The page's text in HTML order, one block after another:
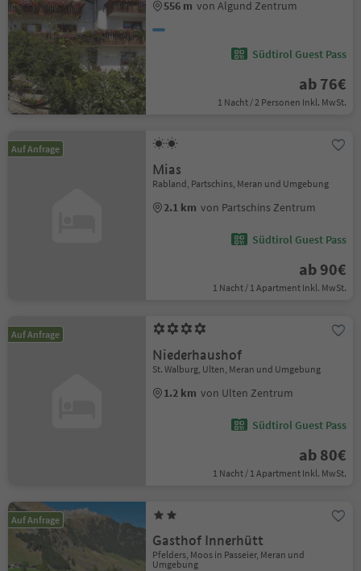
556 m von Algund Zentrum
Südtirol Guest Pass
ab 76€
1 Nacht / 2 Personen Inkl. MwSt.
Auf Anfrage
Mias
Rabland, Partschins, Meran und Umgebung
2.1 km von Partschins Zentrum
Südtirol Guest Pass
ab 90€
1 Nacht / 1 Apartment Inkl. MwSt.
Auf Anfrage
Niederhaushof
St. Walburg, Ulten, Meran und Umgebung
1.2 km von Ulten Zentrum
Südtirol Guest Pass
ab 80€
1 Nacht / 1 Apartment Inkl. MwSt.
Auf Anfrage
Gasthof Innerhütt
Pfelders, Moos in Passeier, Meran und
Umgebung